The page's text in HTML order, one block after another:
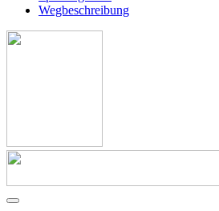
Wegbeschreibung